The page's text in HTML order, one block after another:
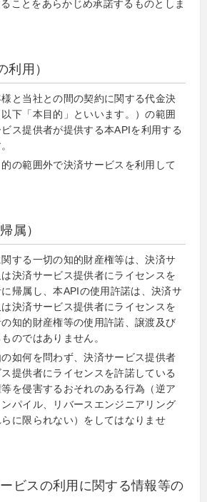
ことをあらかじめ承諾するものとしま
利用）
と当社との間の契約に関する代金決
下「本目的」といいます。）の範囲
ス提供者が提供する本APIを利用する
の範囲外で決済サービスを利用して
属）
する一切の知的財産権等は、決済サ
決済サービス提供者にライセンスを
帰属し、本APIの使用許諾は、決済サ
決済サービス提供者にライセンスを
知的財産権等の使用許諾、譲渡及び
のではありません。
如何を問わず、決済サービス提供者
提供者にライセンスを許諾している
を侵害するおそれのある行為（逆ア
パイル、リバースエンジニアリング
に限られない）をしてはなりませ
ビスの利用に関する情報等の